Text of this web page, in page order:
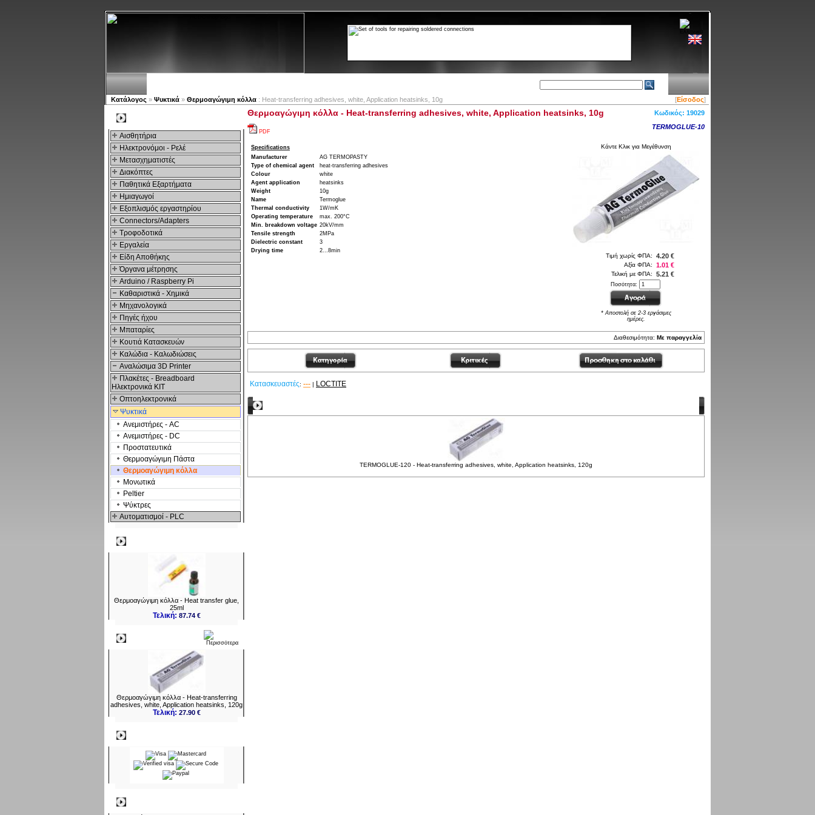
Κατάλογος » Ψυκτικά » Θερμοαγώγιμη κόλλα : Heat-transferring adhesives, white, Application heatsinks, 10g [Είσοδος]
Αισθητήρια
Ηλεκτρονόμοι - Ρελέ
Μετασχηματιστές
Διακόπτες
Παθητικά Εξαρτήματα
Hμιαγωγοί
Εξοπλισμός εργαστηρίου
Connectors/Adapters
Τροφοδοτικά
Εργαλεία
Είδη Αποθήκης
Όργανα μέτρησης
Arduino / Raspberry Pi
Καθαριστικά - Χημικά
Μηχανολογικά
Πηγές ήχου
Μπαταρίες
Κουτιά Κατασκευών
Καλώδια - Καλωδιώσεις
Αναλώσιμα 3D Printer
Πλακέτες - Breadboard
Ηλεκτρονικά ΚΙΤ
Οπτοηλεκτρονικά
Ψυκτικά
Ανεμιστήρες - AC
Ανεμιστήρες - DC
Προστατευτικά
Θερμοαγώγιμη Πάστα
Θερμοαγώγιμη κόλλα
Μονωτικά
Peltier
Ψύκτρες
Αυτοματισμοί - PLC
Θερμοαγώγιμη κόλλα - Heat transfer glue,
25ml
Τελική: 87.74 €
Θερμοαγώγιμη κόλλα - Heat-transferring
adhesives, white, Application heatsinks, 120g
Τελική: 27.90 €
Θερμοαγώγιμη κόλλα - Heat-transferring adhesives, white, Application heatsinks, 10g Κωδικός: 19029
PDF
TERMOGLUE-10
Κάντε Κλικ για Μεγέθυνση
Τιμή χωρίς ΦΠΑ: 4.20 €
Αξία ΦΠΑ: 1.01 €
Τελική με ΦΠΑ: 5.21 €
Ποσότητα:
* Αποστολή σε 2-3 εργάσιμες
ημέρες.
Specifications
Manufacturer
AG TERMOPASTY
Type of chemical agent
heat-transferring adhesives
Colour
white
Agent application
heatsinks
Weight
10g
Name
Termoglue
Thermal conductivity
1W/mK
Operating temperature
max. 200°C
Min. breakdown voltage 20kV/mm
Tensile strength
2MPa
Dielectric constant
3
Drying time
2...8min
Διαθεσιμότητα: Με παραγγελία
Κατασκευαστές: --- | LOCTITE
TERMOGLUE-120 - Heat-transferring adhesives, white, Application heatsinks, 120g